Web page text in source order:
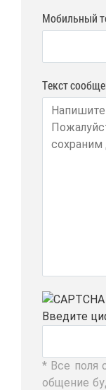
Мобильный
Текст
Вве­ди­те
* Все по­ля
об­ще­ние